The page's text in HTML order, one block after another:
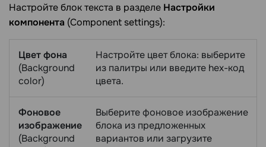
Настройте блок текста в разделе Настройки
компонента (Component settings):
Цвет фона
(Background
color)
Настройте цвет блока: выберите
из палитры или введите hex-код
цвета.
Фоновое
изображение
(Background
Выберите фоновое изображение
блока из предложенных
вариантов или загрузите